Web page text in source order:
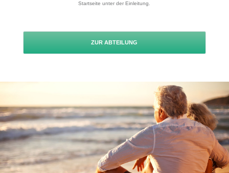
Startseite unter der Einleitung.
ZUR ABTEILUNG